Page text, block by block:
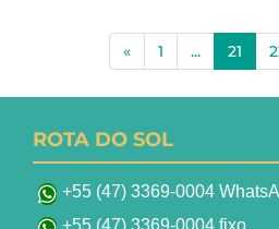
« 1 ... 21
ROTA DO SOL
+55 (47) 3369-0004
+55 (47) 3369-0004 fixo